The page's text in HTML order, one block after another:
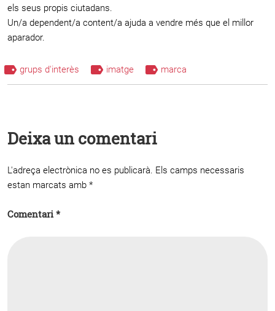
els seus propis ciutadans.
Un/a dependent/a content/a ajuda a vendre més que el millor
aparador.
grups d'interès imatge marca
Deixa un comentari
L'adreça electrònica no es publicarà. Els camps necessaris
estan marcats amb *
Comentari*